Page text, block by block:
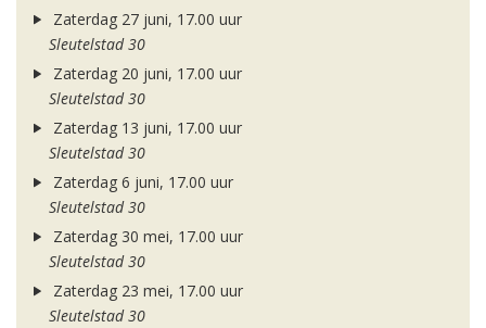
Zaterdag 27 juni, 17.00 uur
Sleutelstad 30
Zaterdag 20 juni, 17.00 uur
Sleutelstad 30
Zaterdag 13 juni, 17.00 uur
Sleutelstad 30
Zaterdag 6 juni, 17.00 uur
Sleutelstad 30
Zaterdag 30 mei, 17.00 uur
Sleutelstad 30
Zaterdag 23 mei, 17.00 uur
Sleutelstad 30